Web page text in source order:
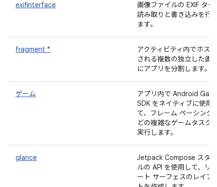
exifinterface
画像ファイルの EXIF タグ
読み取りと書き込みを行
ます。
fragment *
アクティビティ内でホスト
される複数の独立した画
にアプリを分割します。
ゲーム
アプリ内で Android
SDK をネイティブに使用
て、フレーム ペーシング
どの複雑なゲームタスク
実行します。
glance
Jetpack Compose スタイ
ルの API を使用して、リ
ート サーフェスのレイア